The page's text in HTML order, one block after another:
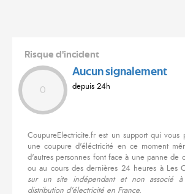
Risque d'incident
0
Aucun signalement
depuis 24h
CoupureElectricite.fr est un support qui vous
une coupure d'éléctricité en ce moment
d'autres personnes font face à une panne de
ou au cours des dernières 24 heures à Les
sur un site indépendant et non associé
distribution d'électricité en France.